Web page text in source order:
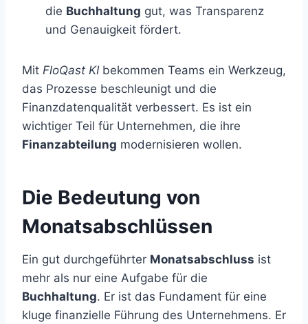
die Buchhaltung gut, was Transparenz
und Genauigkeit fördert.
Mit FloQast KIbekommen Teams ein Werkzeug,
das Prozesse beschleunigt und die
Finanzdatenqualität verbessert. Es ist ein
wichtiger Teil für Unternehmen, die ihre
Finanzabteilung modernisieren wollen.
Die Bedeutung von
Monatsabschlüssen
Ein gut durchgeführter Monatsabschluss ist
mehr als nur eine Aufgabe für die
Buchhaltung. Er ist das Fundament für eine
kluge finanzielle Führung des Unternehmens. Er